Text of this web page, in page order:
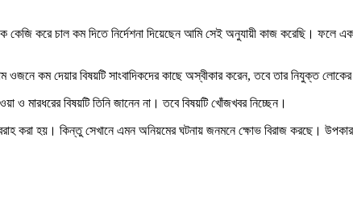
করে চাল কম দিতে নির্দেশনা দিয়েছেন আমি সেই অনুযায়ী কাজ করেছি। ফলে
কম দেয়ার বিষয়টি সাংবাদিকদের কাছে অস্বীকার করেন, তবে তার নিযুক্ত লোকের
ও মারধরের বিষয়টি তিনি জানেন না। তবে বিষয়টি খোঁজখবর নিচ্ছেন।
করা হয়। কিন্তু সেখানে এমন অনিয়মের ঘটনায় জনমনে ক্ষোভ বিরাজ করছে।